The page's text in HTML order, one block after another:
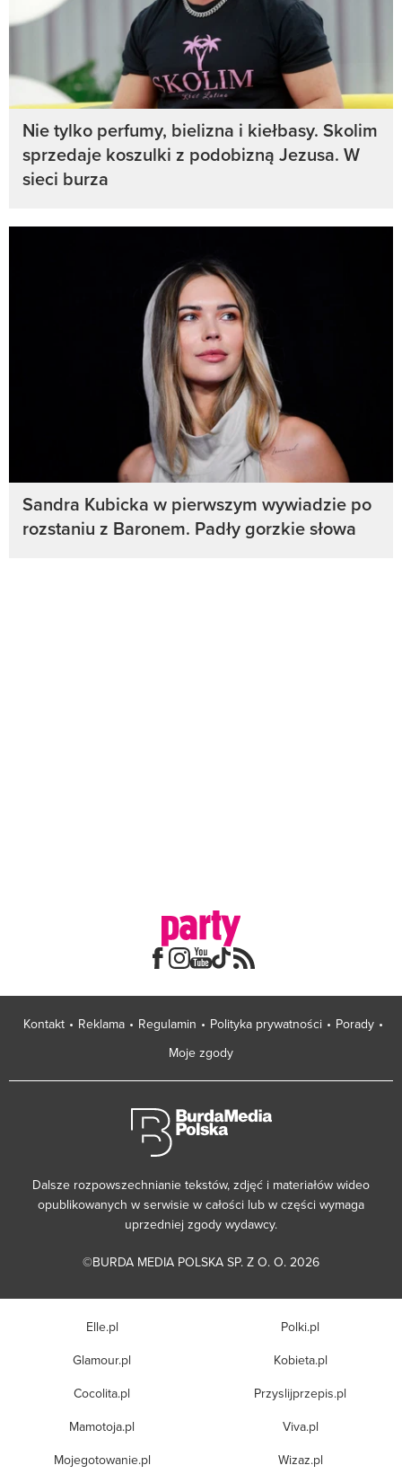
Nie tylko perfumy, bielizna i kiełbasy. Skolim
sprzedaje koszulki z podobizną Jezusa. W
sieci burza
Sandra Kubicka w pierwszym wywiadzie po
rozstaniu z Baronem. Padły gorzkie słowa
Kontakt Reklama Regulamin Polityka prywatności
Porady
Moje zgody
Dalsze rozpowszechnianie tekstów, zdjęć i materiałów wideo
opublikowanych w serwisie w całości lub w części wymaga
uprzedniej zgody wydawcy.
©BURDA MEDIA POLSKA SP. Z O. O. 2026
Elle.pl
Glamour.pl
Cocolita.pl
Mamotoja.pl
Mojegotowanie.pl
Polki.pl
Kobieta.pl
Przyslijprzepis.pl
Viva.pl
Wizaz.pl